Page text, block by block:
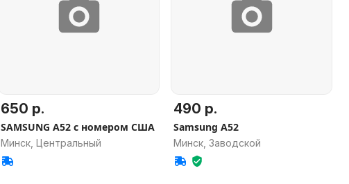
650 р.
SAMSUNG A52 c номером США
Минск, Центральный
490 р.
Samsung A52
Минск, Заводской